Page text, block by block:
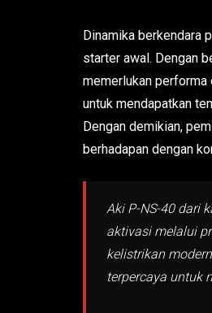
Dinamika berkendara
starter awal. Dengan
memerlukan performa
untuk mendapatkan
Dengan demikian,
berhadapan dengan
Aki P-NS-40 dari
aktivasi melalui
kelistrikan
terpercaya untuk